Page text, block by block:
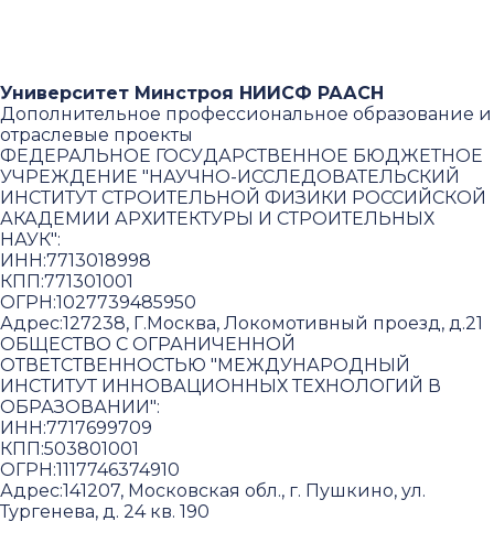
Университет Минстроя НИИСФ РААСН
Дополнительное профессиональное образование и
отраслевые проекты
ФЕДЕРАЛЬНОЕ ГОСУДАРСТВЕННОЕ БЮДЖЕТНОЕ
УЧРЕЖДЕНИЕ "НАУЧНО-ИССЛЕДОВАТЕЛЬСКИЙ
ИНСТИТУТ СТРОИТЕЛЬНОЙ ФИЗИКИ РОССИЙСКОЙ
АКАДЕМИИ АРХИТЕКТУРЫ И СТРОИТЕЛЬНЫХ
НАУК":
ИНН:7713018998
КПП:771301001
ОГРН:1027739485950
Адрес:127238, Г.Москва, Локомотивный проезд, д.21
ОБЩЕСТВО С ОГРАНИЧЕННОЙ
ОТВЕТСТВЕННОСТЬЮ "МЕЖДУНАРОДНЫЙ
ИНСТИТУТ ИННОВАЦИОННЫХ ТЕХНОЛОГИЙ В
ОБРАЗОВАНИИ":
ИНН:7717699709
КПП:503801001
ОГРН:1117746374910
Адрес:141207, Московская обл., г. Пушкино, ул.
Тургенева, д. 24 кв. 190